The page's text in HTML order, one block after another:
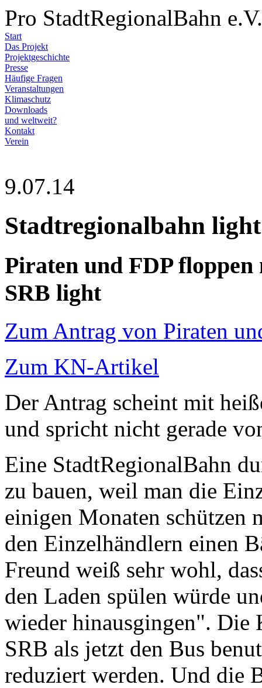
Pro StadtRegionalBahn e.V.
Start
Das Projekt
Projektgeschichte
Presse
Häufige Fragen
Veranstaltungen
Klimaschutz
Downloads
und weltweit?
Kontakt
Verein
9.07.14
Stadtregionalbahn
Piraten und FDP
SRB light
Zum Antrag von Piraten
Zum KN-Artikel
Der Antrag scheint mit
und spricht nicht gerade
Eine StadtRegionalBahn
zu bauen, weil man die
einigen Monaten schützen
den Einzelhändlern einen
Freund weiß sehr wohl,
den Laden spülen würde
wieder hinausgingen". Die
SRB als jetzt den Bus
reduziert werden. Und die